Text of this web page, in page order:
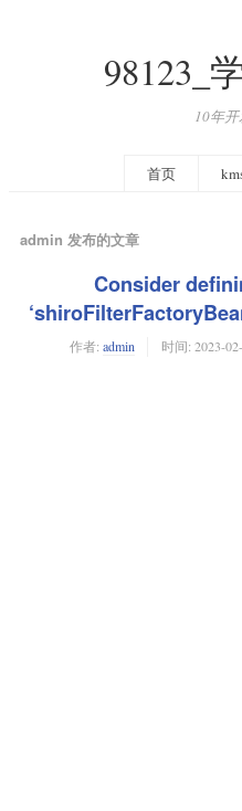
98123_
10年
首页
admin 发布的文章
Consider
作者: admin 时间: 2023-